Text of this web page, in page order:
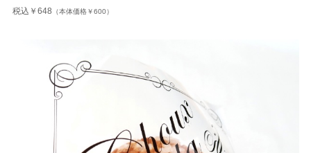
税込￥648 （本体価格￥600）